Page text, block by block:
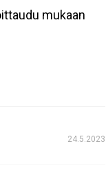
mukaan
24.5.2023